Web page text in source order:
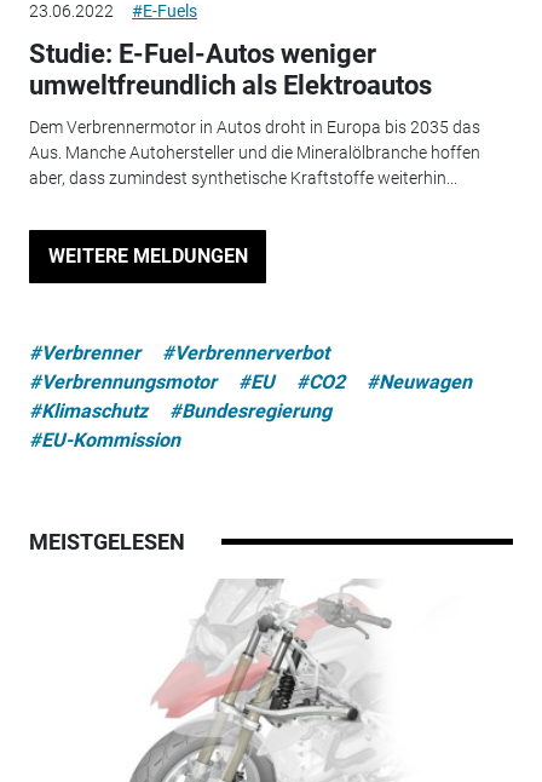
23.06.2022 #E-Fuels
Studie: E-Fuel-Autos weniger
umweltfreundlich als Elektroautos
Dem Verbrennermotor in Autos droht in Europa bis 2035 das
Aus. Manche Autohersteller und die Mineralölbranche hoffen
aber, dass zumindest synthetische Kraftstoffe weiterhin...
WEITERE MELDUNGEN
#Verbrenner
#Verbrennerverbot
#Verbrennungsmotor
#EU #CO2
#Neuwagen
#Klimaschutz
#Bundesregierung
#EU-Kommission
MEISTGELESEN